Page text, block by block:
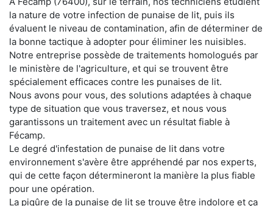
la nature de votre infection de punaise de lit, puis ils
évaluent le niveau de contamination, afin de déterminer de
la bonne tactique à adopter pour éliminer les nuisibles.
Notre entreprise possède de traitements homologués par
le ministère de l'agriculture, et qui se trouvent être
spécialement efficaces contre les punaises de lit.
Nous avons pour vous, des solutions adaptées à chaque
type de situation que vous traversez, et nous vous
garantissons un traitement avec un résultat fiable à
Fécamp.
Le degré d'infestation de punaise de lit dans votre
environnement s'avère être appréhendé par nos experts,
qui de cette façon détermineront la manière la plus fiable
pour une opération.
La piqûre de la punaise de lit se trouve être indolore et ça